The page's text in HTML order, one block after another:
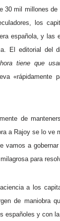
30 mil millones
los
española, y
El editorial del
tiene que
«rápidamente
de
a Rajoy se lo ve
vamos a
para
a los
de maniobra
españoles y con